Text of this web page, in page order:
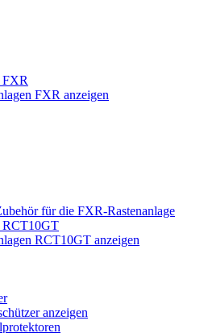
FXR
FXR anzeigen
für die FXR-Rastenanlage
RCT10GT
RCT10GT anzeigen
anzeigen